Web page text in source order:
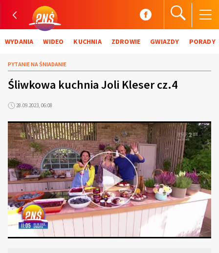
WYDANIA WIDEO KUCHNIA ZDROWIE GWIAZDY PORADY
PYTANIE NA ŚNIADANIE
Śliwkowa kuchnia Joli Kleser cz.4
28.09.2023, 06:08